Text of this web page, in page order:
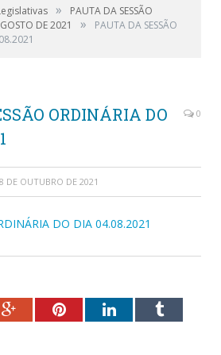
»
PAUTA DA SESSÃO
DE 2021
»
PAUTA DA SESSÃO
ORDINÁRIA DO
0
DE OUTUBRO DE 2021
DO DIA 04.08.2021
Google+PinterestLinkedInTumblr